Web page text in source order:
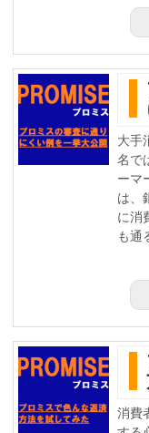
大手
名で
ーマ
は、
に消
も通
消費